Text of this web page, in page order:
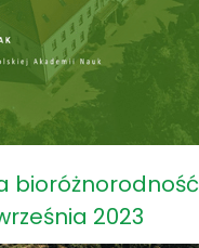
bioróżnorodność
2023